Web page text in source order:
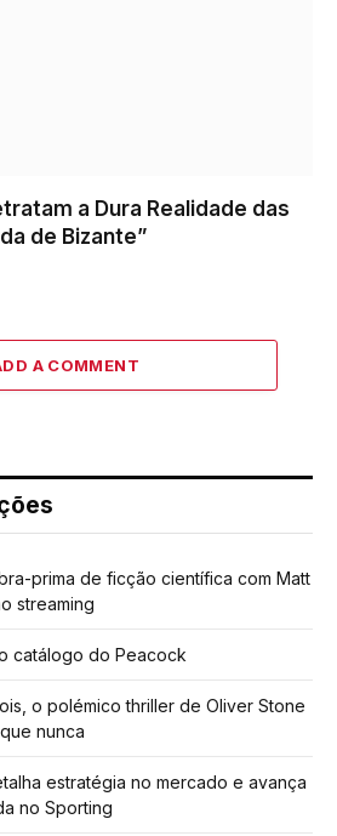
a Dura Realidade das
de Bizante”
A COMMENT
prima de ficção científica com Matt
streaming
catálogo do Peacock
o polémico thriller de Oliver Stone
nunca
estratégia no mercado e avança
no Sporting